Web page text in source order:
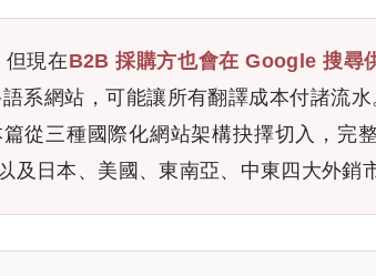
但現在B2B 採購方也會在 Google 搜尋
系網站，可能讓所有翻譯成本付諸流
從三種國際化網站架構抉擇切入，完
日本、美國、東南亞、中東四大外銷